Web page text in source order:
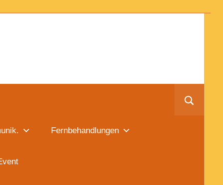
Fernbehandlungen